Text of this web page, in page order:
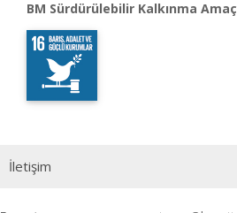
BM Sürdürülebilir Kalkınma
İletişim